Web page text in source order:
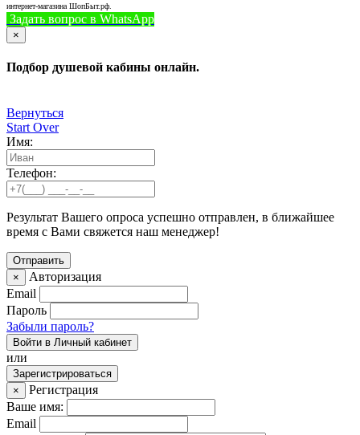
интернет-магазина ШопБыт.рф.
Задать вопрос в WhatsApp
×
Подбор душевой кабины онлайн.
Вернуться
Start Over
Имя:
Телефон:
Результат Вашего опроса успешно отправлен, в ближайшее
время с Вами свяжется наш менеджер!
×
Авторизация
Email
Пароль
Забыли пароль?
Войти в Личный кабинет
или
Зарегистрироваться
×
Регистрация
Ваше имя:
Email